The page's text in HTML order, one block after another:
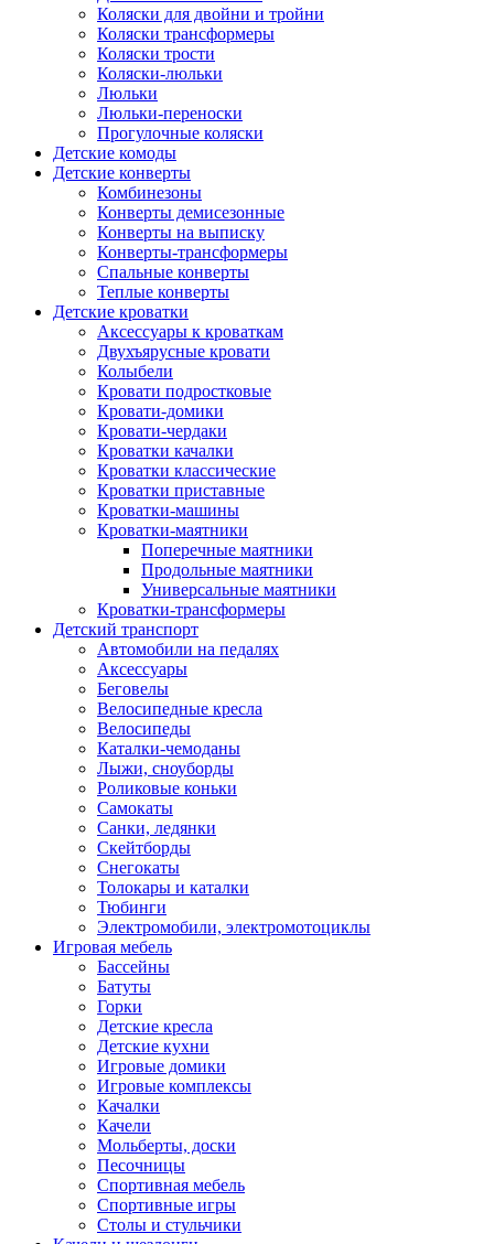
Коляски для двойни и тройни
Коляски трансформеры
Коляски трости
Коляски-люльки
Люльки
Люльки-переноски
Прогулочные коляски
Детские комоды
Детские конверты
Комбинезоны
Конверты демисезонные
Конверты на выписку
Конверты-трансформеры
Спальные конверты
Теплые конверты
Детские кроватки
Аксессуары к кроваткам
Двухъярусные кровати
Колыбели
Кровати подростковые
Кровати-домики
Кровати-чердаки
Кроватки качалки
Кроватки классические
Кроватки приставные
Кроватки-машины
Кроватки-маятники
Поперечные маятники
Продольные маятники
Универсальные маятники
Кроватки-трансформеры
Детский транспорт
Автомобили на педалях
Аксессуары
Беговелы
Велосипедные кресла
Велосипеды
Каталки-чемоданы
Лыжи, сноуборды
Роликовые коньки
Самокаты
Санки, ледянки
Скейтборды
Снегокаты
Толокары и каталки
Тюбинги
Электромобили, электромотоциклы
Игровая мебель
Бассейны
Батуты
Горки
Детские кресла
Детские кухни
Игровые домики
Игровые комплексы
Качалки
Качели
Мольберты, доски
Песочницы
Спортивная мебель
Спортивные игры
Столы и стульчики